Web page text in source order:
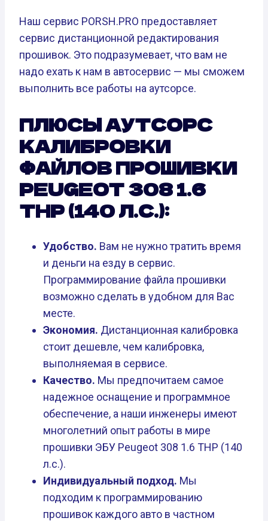
Наш сервис PORSH.PRO предоставляет
сервис дистанционной редактирования
прошивок. Это подразумевает, что вам не
надо ехать к нам в автосервис — мы сможем
выполнить все работы на аутсорсе.
ПЛЮСЫ АУТСОРС
КАЛИБРОВКИ
ФАЙЛОВ ПРОШИВКИ
PEUGEOT 308 1.6
THP (140 Л.С.):
Удобство. Вам не нужно тратить время
и деньги на езду в сервис.
Программирование файла прошивки
возможно сделать в удобном для Вас
месте.
Экономия. Дистанционная калибровка
стоит дешевле, чем калибровка,
выполняемая в сервисе.
Качество. Мы предпочитаем самое
надежное оснащение и программное
обеспечение, а наши инженеры имеют
многолетний опыт работы в мире
прошивки ЭБУ Peugeot 308 1.6 THP (140
л.с.).
Индивидуальный подход. Мы
подходим к программированию
прошивок каждого авто в частном